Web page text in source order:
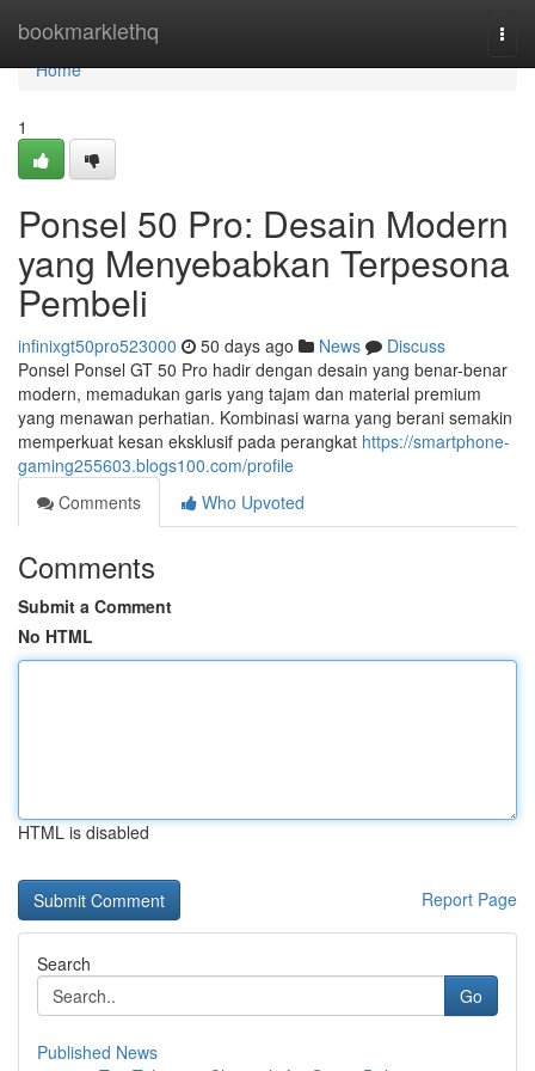
bookmarklethq
Home
Home
1
Ponsel 50 Pro: Desain Modern
yang Menyebabkan Terpesona
Pembeli
infinixgt50pro523000 50 days ago News
Discuss
Ponsel Ponsel GT 50 Pro hadir dengan desain yang benar-benar
modern, memadukan garis yang tajam dan material premium
yang menawan perhatian. Kombinasi warna yang berani semakin
memperkuat kesan eksklusif pada perangkat https://smartphone-
gaming255603.blogs100.com/profile
Comments
Who Upvoted
Comments
Submit a Comment
No HTML
HTML is disabled
Report Page
Search
Go
Published News